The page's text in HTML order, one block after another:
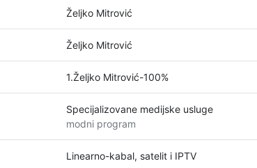
Željko Mitrović
Željko Mitrović
1.Željko Mitrović-100%
Specijalizovane medijske usluge
modni program
Linearno-kabal, satelit i IPTV